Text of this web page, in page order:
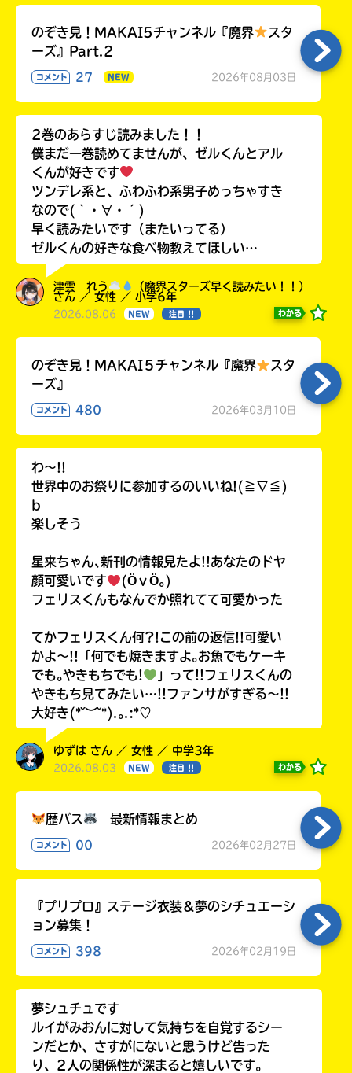
のぞき見！MAKAI5チャンネル『魔界
スタ
ーズ』Part.2
コメント 27 NEW 2026年08月03日
2巻のあらすじ読みました！！
僕まだ一巻読めてませんが、ゼルくんとアル
くんが好きです
ツンデレ系と、ふわふわ系男子めっちゃすき
なので(｀・∀・´)
早く読みたいです（またいってる）
ゼルくんの好きな食べ物教えてほしい…
津雲 れう
（魔界スターズ早く読みたい！！）
さん ／ 女性 ／ 小学6年
2026.08.06 NEW 注目 !! わかる
のぞき見！MAKAI５チャンネル『魔界
スタ
ーズ』
コメント 480 2026年03月10日
わ〜!!
世界中のお祭りに参加するのいいね!(≧∇≦)
b
楽しそう
星来ちゃん､新刊の情報見たよ!!あなたのドヤ
顔可愛いです
(ӦｖӦ｡)
フェリスくんもなんでか照れてて可愛かった
てかフェリスくん何?!この前の返信!!可愛い
かよ〜!!「何でも焼きますよ｡お魚でもケーキ
でも｡やきもちでも!
」って!!フェリスくんの
やきもち見てみたい…!!ファンサがすぎる〜!!
大好き(*˘︶˘*).｡.:*♡
ゆずは さん ／ 女性 ／ 中学3年
2026.08.03 NEW 注目 !! わかる
歴バス 最新情報まとめ
コメント 00 2026年02月27日
『プリプロ』ステージ衣装＆夢のシチュエーシ
ョン募集！
コメント 398 2026年02月19日
夢シュチュです
ルイがみおんに対して気持ちを自覚するシー
ンだとか、さすがにないと思うけど告った
り、2人の関係性が深まると嬉しいです。